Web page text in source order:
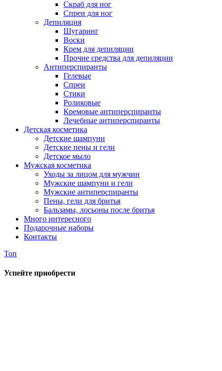
Скраб для ног
Спреи для ног
Депиляция
Шугаринг
Воски
Крем для депиляции
Прочие средства для депиляции
Антиперспиранты
Гелевые
Спреи
Стики
Роликовые
Кремовые антиперспиранты
Лечебные антиперспиранты
Детская косметика
Детские шампуни
Детские пены и гели
Детское мыло
Мужская косметика
Уходы за лицом для мужчин
Мужские шампуни и гели
Мужские антиперспиранты
Пены, гели для бритья
Бальзамы, лосьоны после бритья
Много интересного
Подарочные наборы
Контакты
Топ
Успейте приобрести